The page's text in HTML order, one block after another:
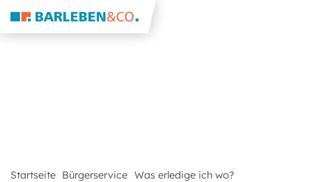
Startseite Bürgerservice Was erledige ich wo?